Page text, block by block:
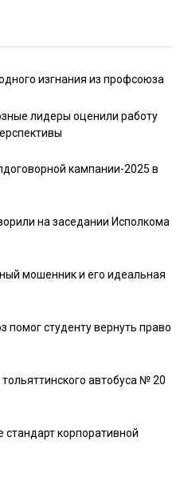
изгнания из профсоюза
лидеры оценили работу
кампании-2025 в
на заседании Исполкома
мошенник и его идеальная
помог студенту вернуть право
автобуса № 20
стандарт корпоративной